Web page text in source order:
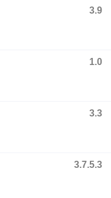
3.9
1.0
3.3
3.7.5.3